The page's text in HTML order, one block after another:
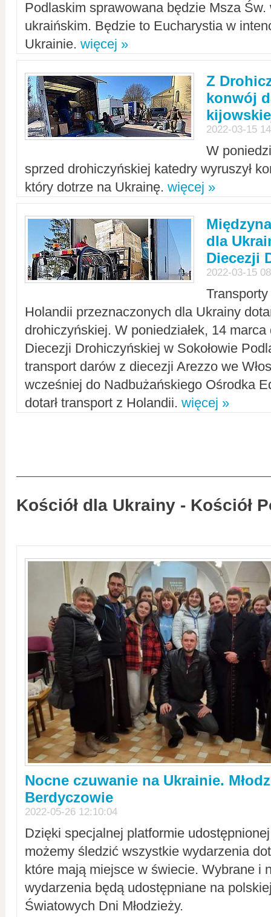
Podlaskim sprawowana będzie Msza Św.
ukraińskim. Będzie to Eucharystia w
Ukrainie. więcej »
Z
konwój
2022-03-15
W
sprzed drohiczyńskiej katedry wyruszył
który dotrze na Ukrainę. więcej »
dla
Diecezji
2022-03-15
Holandii przeznaczonych dla Ukrainy
drohiczyńskiej. W poniedziałek, 14
Diecezji Drohiczyńskiej w Sokołowie
transport darów z diecezji Arezzo we
wcześniej do Nadbużańskiego Ośrodka
dotarł transport z Holandii. więcej »
Kościół dla Ukrainy - Kościół
Nocne czuwanie na Ukrainie.
Berdyczowie
2022-05-26 12:10:04
Dzięki specjalnej platformie
możemy śledzić wszystkie wydarzenia
które mają miejsce w świecie. Wybrane i
wydarzenia będą udostępniane na
Światowych Dni Młodzieży.